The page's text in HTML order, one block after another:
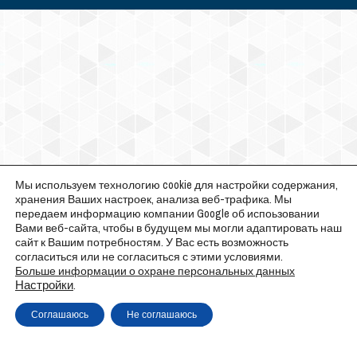
Мы используем технологию cookie для настройки содержания,
хранения Ваших настроек, анализа веб-трафика. Мы
передаем информацию компании Google об испоьзовании
Вами веб-сайта, чтобы в будущем мы могли адаптировать наш
сайт к Вашим потребностям. У Вас есть возможность
согласиться или не согласиться с этими условиями.
Больше информации о охране персональных данных
Настройки.
Соглашаюсь Не соглашаюсь